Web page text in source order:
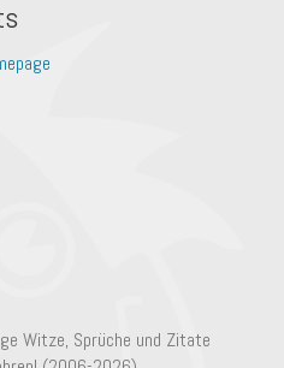
Witze, Sprüche und Zitate